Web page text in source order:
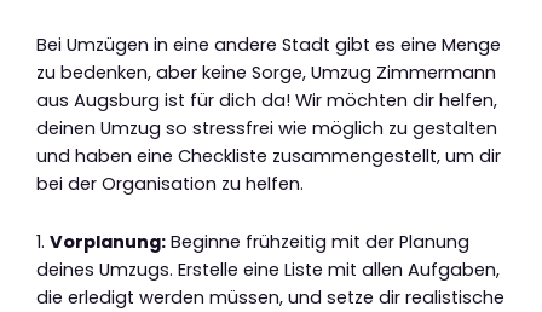
Bei Umzügen in eine andere Stadt gibt es eine Menge
zu bedenken, aber keine Sorge, Umzug Zimmermann
aus Augsburg ist für dich da! Wir möchten dir helfen,
deinen Umzug so stressfrei wie möglich zu gestalten
und haben eine Checkliste zusammengestellt, um dir
bei der Organisation zu helfen.
1. Vorplanung: Beginne frühzeitig mit der Planung
deines Umzugs. Erstelle eine Liste mit allen Aufgaben,
die erledigt werden müssen, und setze dir realistische